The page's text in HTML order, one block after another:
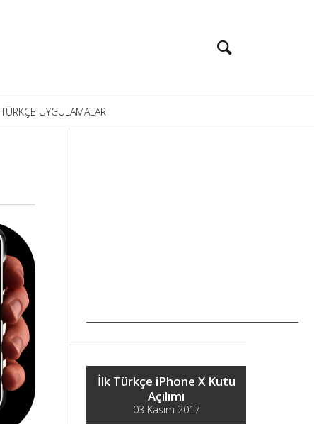
TÜRKÇE UYGULAMALAR
İlk Türkçe iPhone X Kutu
Açılımı
03 Kasım 2017